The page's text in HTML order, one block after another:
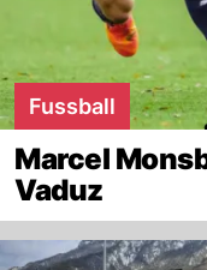
Fussball
Marcel
Vaduz